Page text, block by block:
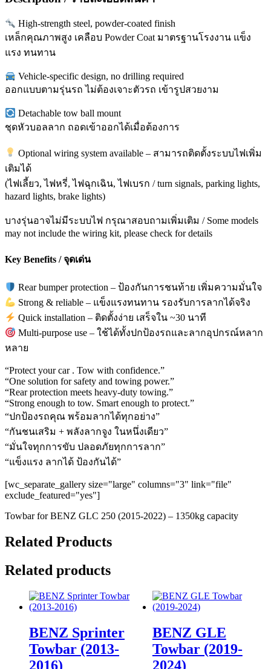
High-strength steel, powder-coated finish
เหล็กคุณภาพสูง เคลือบ Powder Coat มาตรฐานโรงงาน แข็ง
แรง ทนทาน
Vehicle-specific design, no drilling required
ออกแบบตามรุ่นรถ ไม่ต้องเจาะตัวรถ เข้ารูปสวยงาม
Detachable tow ball mount
ชุดหัวบอลลาก ถอดเข้าออกได้เมื่อต้องการ
Optional wiring system available – สามารถติดตั้งระบบไฟเพิ่ม
เติมได้
(ไฟเลี้ยว, ไฟหรี่, ไฟฉุกเฉิน, ไฟเบรก / turn signals, parking lights,
hazard lights, brake lights)
บางรุ่นอาจไม่มีระบบไฟ กรุณาสอบถามเพิ่มเติม / Some models
may not include the wiring kit, please check for details
Key Benefits / จุดเด่น
Rear bumper protection – ป้องกันการชนท้าย เพิ่มความมั่นใจ
Strong & reliable – แข็งแรงทนทาน รองรับการลากได้จริง
Quick installation – ติดตั้งง่าย เสร็จใน ~30 นาที
Multi-purpose use – ใช้ได้ทั้งปกป้องรถและลากอุปกรณ์หลาก
หลาย
“Protect your car . Tow with confidence.”
“One solution for safety and towing power.”
“Rear protection meets heavy-duty towing.”
“Strong enough to tow. Smart enough to protect.”
“ปกป้องรถคุณ พร้อมลากได้ทุกอย่าง”
“กันชนเสริม + พลังลากจูง ในหนึ่งเดียว”
“มั่นใจทุกการขับ ปลอดภัยทุกการลาก”
“แข็งแรง ลากได้ ป้องกันได้”
[wc_separate_gallery size="large" columns="3" link="file"
exclude_featured="yes"]
Towbar for BENZ GLC 250 (2015-2022) – 1350kg capacity
Related Products
Related products
BENZ Sprinter
Towbar (2013-
2016)
BENZ GLE
Towbar (2019-
2024)